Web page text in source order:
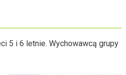
5 i 6 letnie. Wychowawcą grupy